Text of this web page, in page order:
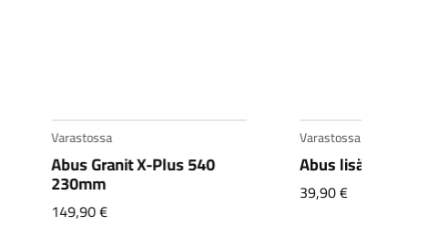
Varastossa
Abus lisäketju 85cm musta
39,90€